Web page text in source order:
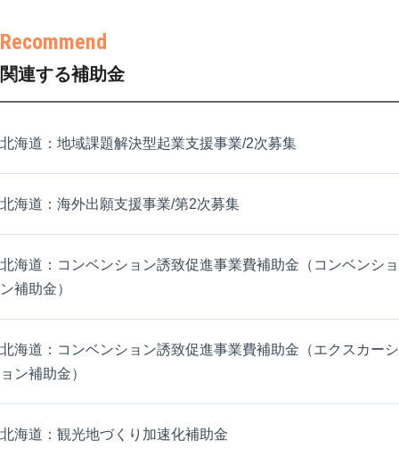
関連する補助金
北海道：地域課題解決型起業支援事業/2次募集
北海道：海外出願支援事業/第2次募集
北海道：コンベンション誘致促進事業費補助金（コンベンショ
ン補助金）
北海道：コンベンション誘致促進事業費補助金（エクスカーシ
ョン補助金）
北海道：観光地づくり加速化補助金